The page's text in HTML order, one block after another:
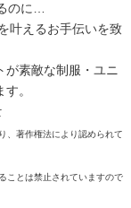
のに…
叶えるお手伝いを致
が素敵な制服・ユニ
。
、著作権法により認められて
ことは禁止されていますので